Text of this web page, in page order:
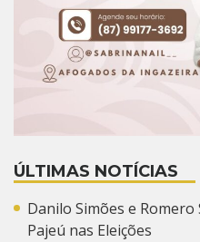
ÚLTIMAS NOTÍCIAS
Danilo Simões e
Pajeú nas Eleições